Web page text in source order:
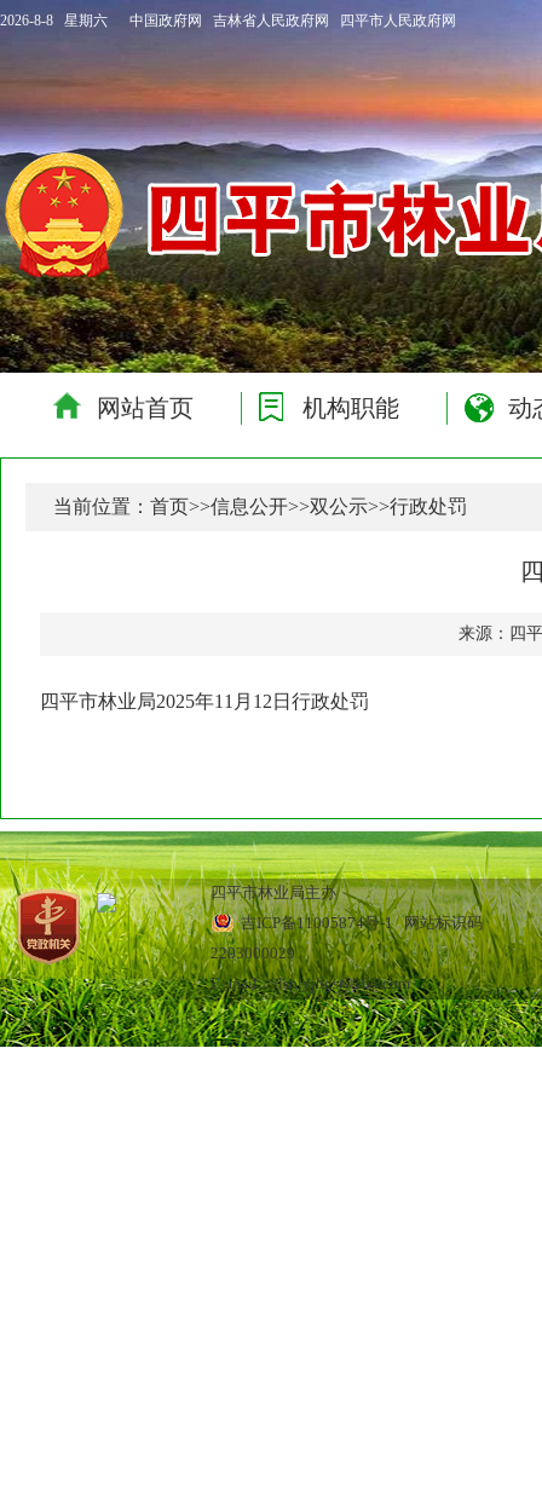
2026-8-8 星期六 中国政府网 吉林省人民政府网 四平市人民政府网
网站首页 机构职能 动
当前位置：首页>>信息公开>>双公示>>行政处罚
来源：四
四平市林业局2025年11月12日行政处罚
四平市林业局主办
吉ICP备11005874号-1网站标识码
2203000029
E_mail：jlsplyjbgs@163.com